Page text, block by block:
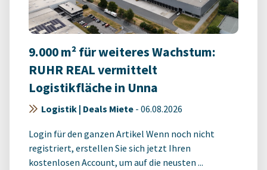
9.000 m² für weiteres Wachstum:
RUHR REAL vermittelt
Logistikfläche in Unna
Logistik | Deals Miete - 06.08.2026
Login für den ganzen Artikel Wenn noch nicht
registriert, erstellen Sie sich jetzt Ihren
kostenlosen Account, um auf die neusten ...